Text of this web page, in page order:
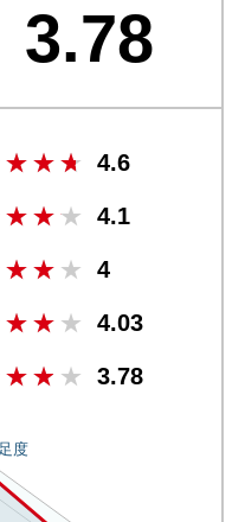
3.78
4.6
4.1
4
4.03
3.78